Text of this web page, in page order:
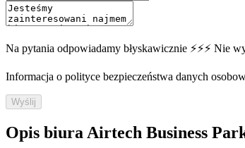
Na pytania odpowiadamy błyskawicznie ⚡⚡⚡ Nie
Informacja o polityce bezpieczeństwa danych
Wyślij
Opis biura Airtech Business